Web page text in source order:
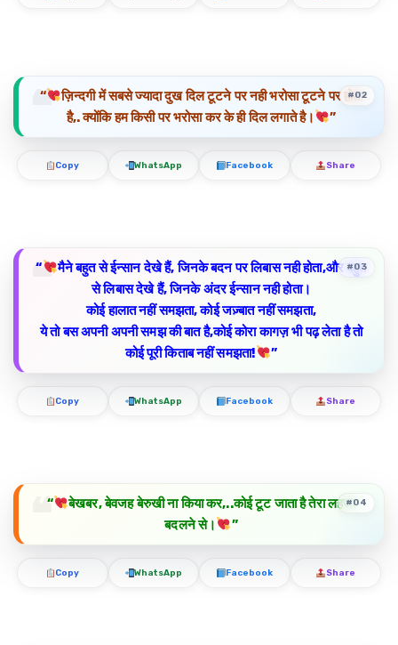
“
ज़िन्दगी में सबसे ज्यादा दुख दिल टूटने पर नही भरोसा टूटने पर होता
है,. क्योंकि हम किसी पर भरोसा कर के ही दिल लगाते है।
”
#02
Copy WhatsApp Facebook Share
“
मैने बहुत से ईन्सान देखे हैं, जिनके बदन पर लिबास नही होता,और बहुत
से लिबास देखे हैं, जिनके अंदर ईन्सान नही होता।
कोई हालात नहीं समझता, कोई जज़्बात नहीं समझता,
ये तो बस अपनी अपनी समझ की बात है,कोई कोरा कागज़ भी पढ़ लेता है तो
कोई पूरी किताब नहीं समझता!
”
#03
Copy WhatsApp Facebook Share
“
बेखबर, बेवजह बेरुखी ना किया कर,..कोई टूट जाता है तेरा लहजा
बदलने से।
”
#04
Copy WhatsApp Facebook Share